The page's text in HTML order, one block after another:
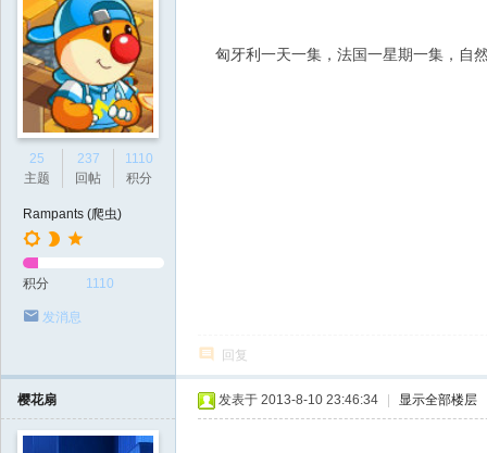
25
主题
237
回帖
1110
积分
Rampants (爬虫)
积分 1110
发消息
匈牙利一天一集，法国一星期一集，自
回复
樱花扇 发表于 2013-8-10 23:46:34 显示全部楼层